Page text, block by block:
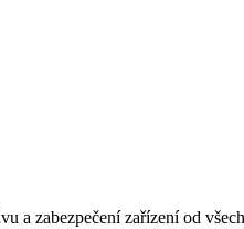
a zabezpečení zařízení od